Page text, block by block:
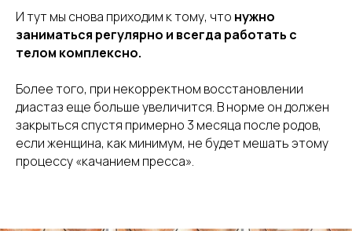
И тут мы снова приходим к тому, что нужно
заниматься регулярно и всегда работать с
телом комплексно.
Более того, при некорректном восстановлении
диастаз еще больше увеличится. В норме он должен
закрыться спустя примерно 3 месяца после родов,
если женщина, как минимум, не будет мешать этому
процессу «качанием пресса».